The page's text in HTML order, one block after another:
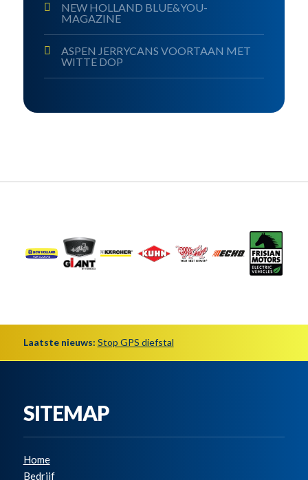
NEW HOLLAND BLUE&YOU-
MAGAZINE
ASPEN JERRYCANS VOORTAAN MET
WITTE DOP
Laatste nieuws: Stop GPS diefstal
SITEMAP
Home
Bedrijf